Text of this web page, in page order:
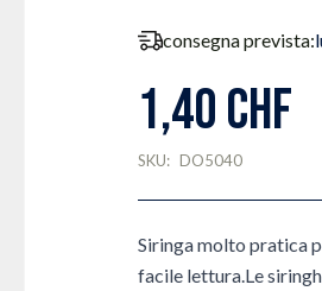
consegna prevista:
1,40 CHF
SKU: DO5040
Siringa molto pratica
facile lettura.Le